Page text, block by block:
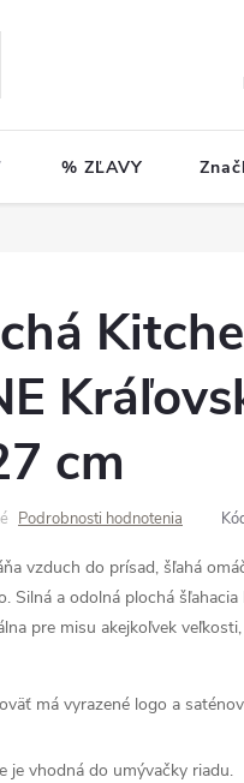
% ZĽAVY
cm
Podrobnosti hodnotenia
vzduch do prísad, šľahá
Silná a odolná plochá
pre misu akejkoľvek
má vyrazené logo a
je vhodná do umývačky riadu.